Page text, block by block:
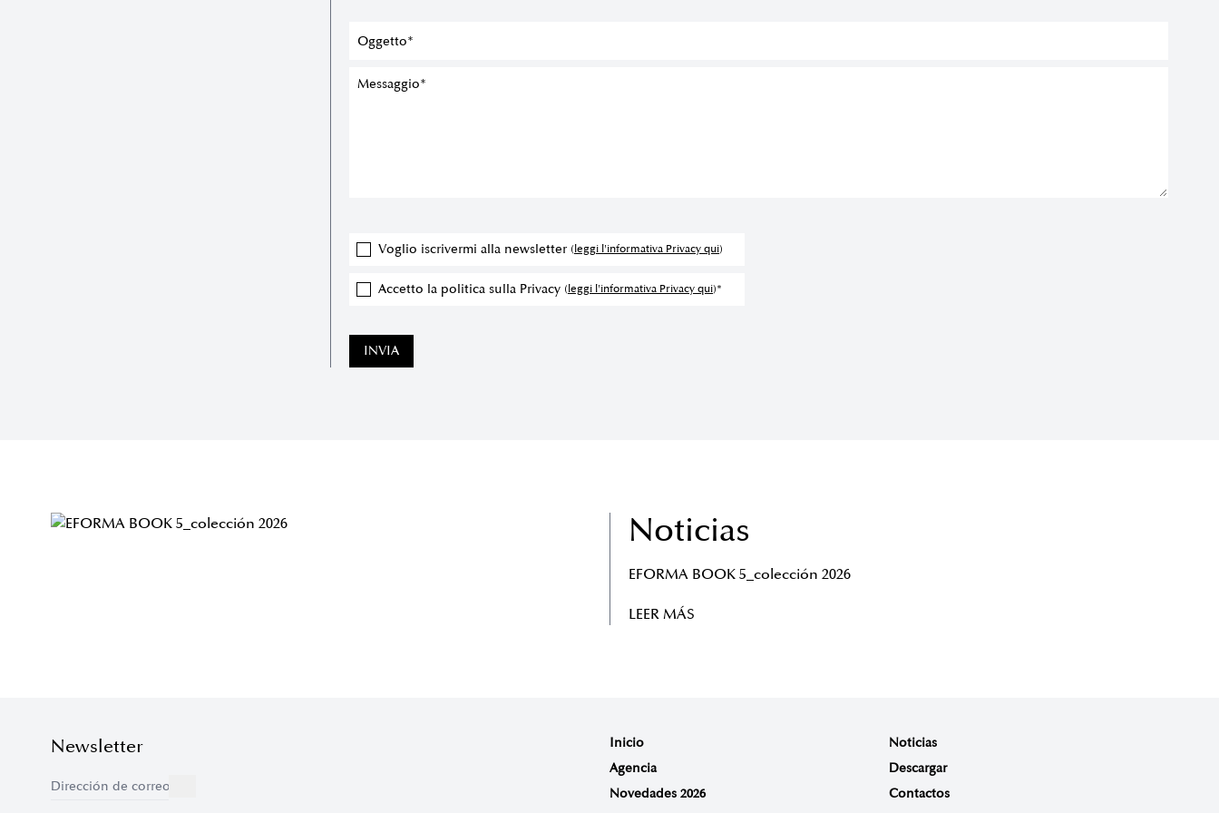
Voglio iscrivermi alla newsletter (leggi l'informativa Privacy qui)
Accetto la politica sulla Privacy (leggi l'informativa Privacy qui)*
INVIA
Noticias
EFORMA BOOK 5_colección 2026
LEER MÁS
Newsletter
Inicio
Agencia
Novedades 2026
Noticias
Descargar
Contactos